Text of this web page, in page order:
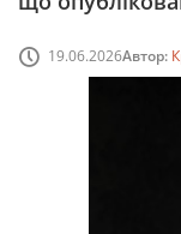
19.06.2026Автор: